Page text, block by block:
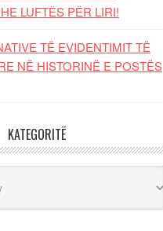
LUFTЁS PЁR LIRI!
TË EVIDENTIMIT TË
NË HISTORINË E POSTËS
KATEGORITË